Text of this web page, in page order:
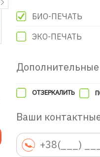
в прихожую
БИО-ПЕЧАТЬ
ЭКО-ПЕЧАТЬ
ОТЗЕРКАЛИТЬ
Ваши